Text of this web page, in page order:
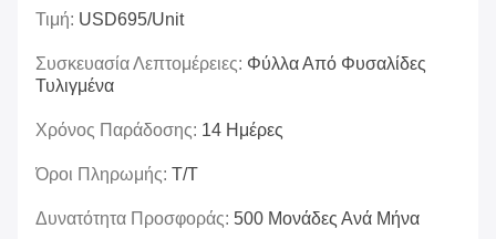
Τιμή: USD695/unit
Συσκευασία Λεπτομέρειες: Φύλλα Από Φυσαλίδες
Τυλιγμένα
Χρόνος Παράδοσης: 14 Ημέρες
Όροι Πληρωμής: Τ/Τ
Δυνατότητα Προσφοράς: 500 Μονάδες Ανά Μήνα